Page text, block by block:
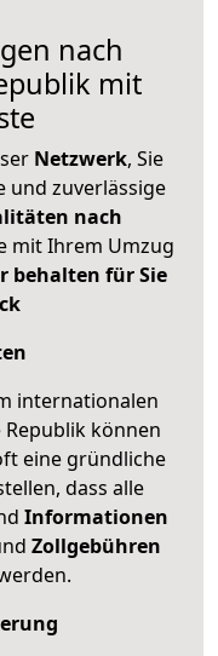
nach
mit
Netzwerk, Sie
und zuverlässige
nach
mit Ihrem Umzug
behalten für Sie
internationalen
können
eine gründliche
dass alle
Informationen
Zollgebühren